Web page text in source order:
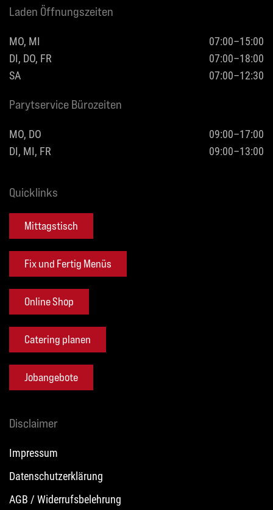
Laden Öffnungszeiten
MO, MI
07:00–15:00
DI, DO, FR
07:00–18:00
SA
07:00–12:30
Parytservice Bürozeiten
MO, DO
09:00–17:00
DI, MI, FR
09:00–13:00
Quicklinks
Mittagstisch
Fix und Fertig Menüs
Online Shop
Catering planen
Jobangebote
Disclaimer
Impressum
Datenschutzerklärung
AGB / Widerrufsbelehrung